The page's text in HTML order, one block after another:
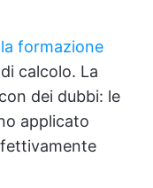
formazione
calcolo. La
dei dubbi: le
applicato